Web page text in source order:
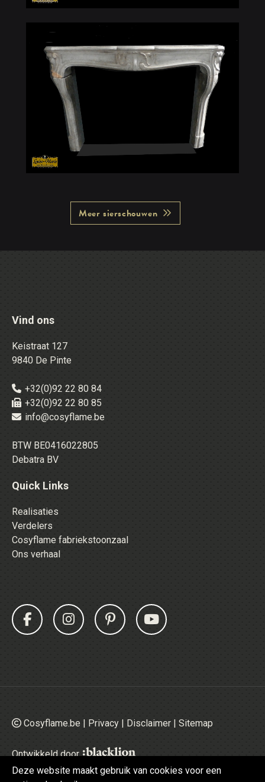
Deze website maakt gebruik van cookies voor een
Meer sierschouwen
Vind ons
Keistraat 127
9840 De Pinte
+32(0)92 22 80 84
+32(0)92 22 80 85
info@cosyflame.be
BTW BE0416022805
Debatra BV
Quick Links
Realisaties
Verdelers
Cosyflame fabriekstoonzaal
Ons verhaal
Cosyflame.be | Privacy | Disclaimer | Sitemap
Ontwikkeld door